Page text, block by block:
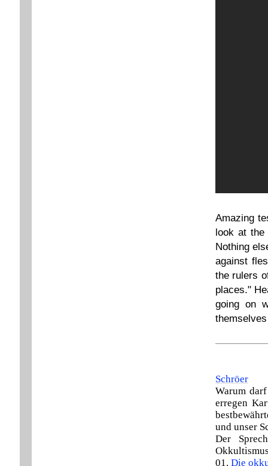
Amazing
look at
Nothing
against
the rulers
places."
going on
Schröer
Warum
erregen
und unser
Der
01. Die